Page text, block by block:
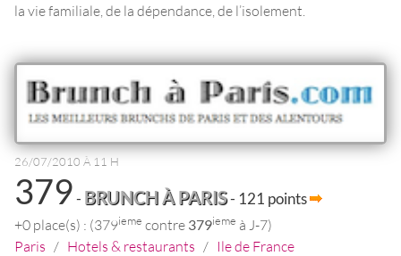
la vie familiale, de la dépendance, de l’isolement.
26/07/2010 À 11 H
379- BRUNCH À PARIS- 121 points
+0 place(s) : (379ieme contre 379ieme à J-7)
Paris / Hotels & restaurants / Ile de France